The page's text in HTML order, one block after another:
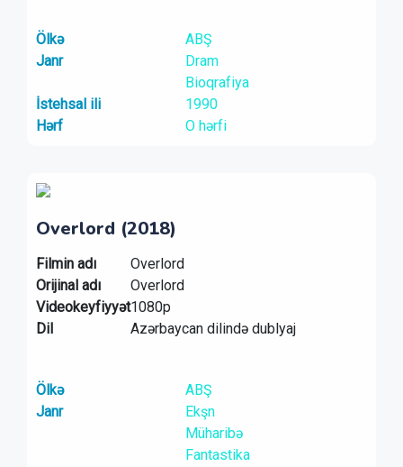
Ölkə
ABŞ
Janr
Dram
Bioqrafiya
İstehsal ili
1990
Hərf
O hərfi
Overlord (2018)
Filmin adı
Overlord
Orijinal adı
Overlord
Videokeyfiyyət1080p
Dil
Azərbaycan dilində dublyaj
Ölkə
ABŞ
Janr
Ekşn
Müharibə
Fantastika